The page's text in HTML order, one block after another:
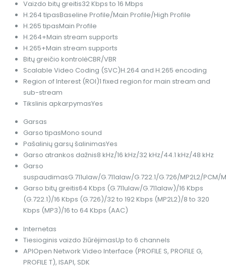
Vaizdo bitų greitis32 Kbps to 16 Mbps
H.264 tipasBaseline Profile/Main Profile/High Profile
H.265 tipasMain Profile
H.264+Main stream supports
H.265+Main stream supports
Bitų greičio kontrolėCBR/VBR
Scalable Video Coding (SVC)H.264 and H.265 encoding
Region of Interest (ROI)1 fixed region for main stream and
sub-stream
Tikslinis apkarpymasYes
Garsas
Garso tipasMono sound
Pašalinių garsų šalinimasYes
Garso atrankos dažnis8 kHz/16 kHz/32 kHz/44.1 kHz/48 kHz
Garso
suspaudimasG.711ulaw/G.711alaw/G.722.1/G.726/MP2L2/PCM/
Garso bitų greitis64 Kbps (G.711ulaw/G.711alaw)/16 Kbps
(G.722.1)/16 Kbps (G.726)/32 to 192 Kbps (MP2L2)/8 to 320
Kbps (MP3)/16 to 64 Kbps (AAC)
Internetas
Tiesioginis vaizdo žiūrėjimasUp to 6 channels
APIOpen Network Video Interface (PROFILE S, PROFILE G,
PROFILE T), ISAPI, SDK